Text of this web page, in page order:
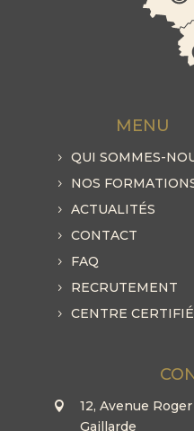
MENU
QUI SOMMES-
NOS
ACTUALITÉS
CONTACT
FAQ
RECRUTEMENT
CENTRE
12, Avenue
Gaillarde